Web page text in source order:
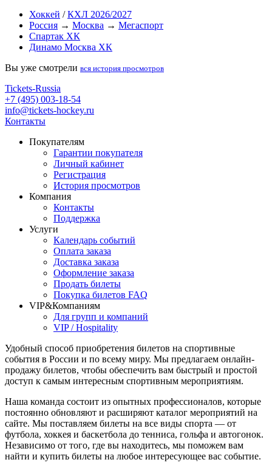
Хоккей /КХЛ 2026/2027
Россия → Москва → Мегаспорт
Спартак ХК
Динамо Москва ХК
Вы уже смотрели вся история просмотров
Tickets-Russia
+7 (495) 003-18-54
info@tickets-hockey.ru
Контакты
Покупателям
Гарантии покупателя
Личный кабинет
Регистрация
История просмотров
Компания
Контакты
Поддержка
Услуги
Календарь событий
Оплата заказа
Доставка заказа
Оформление заказа
Продать билеты
Покупка билетов FAQ
VIP&Компаниям
Для групп и компаний
VIP / Hospitality
Удобный способ приобретения билетов на спортивные
события в России и по всему миру. Мы предлагаем онлайн-
продажу билетов, чтобы обеспечить вам быстрый и простой
доступ к самым интересным спортивным мероприятиям.
Наша команда состоит из опытных профессионалов, которые
постоянно обновляют и расширяют каталог мероприятий на
сайте. Мы поставляем билеты на все виды спорта — от
футбола, хоккея и баскетбола до тенниса, гольфа и автогонок.
Независимо от того, где вы находитесь, мы поможем вам
найти и купить билеты на любое интересующее вас событие.